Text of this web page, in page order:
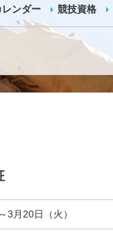
ンダー 競技資格
3月20日（火）